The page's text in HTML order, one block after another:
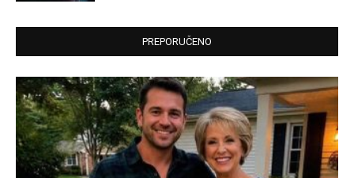
PREPORUČENO